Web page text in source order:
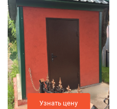
Узнать цену